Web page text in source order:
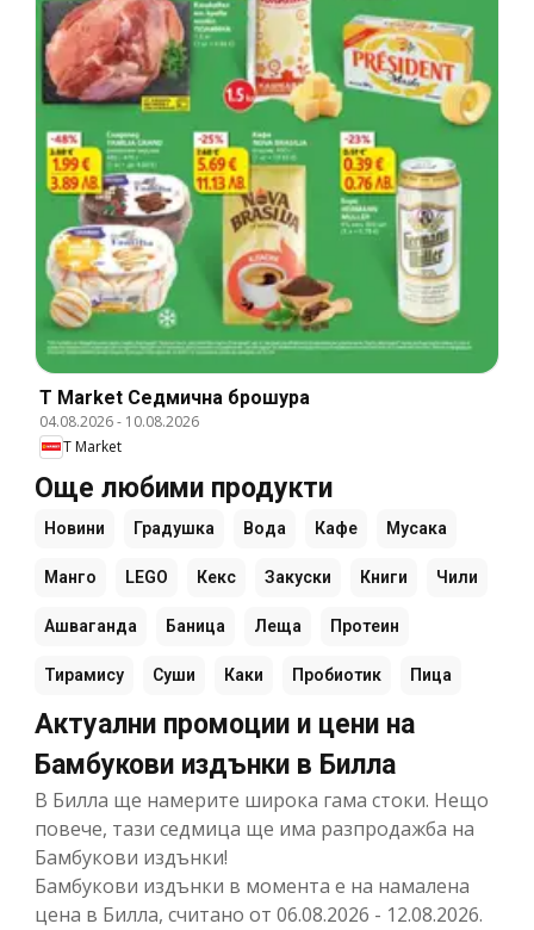
T Market Cедмична брошура
04.08.2026- 10.08.2026
T Market
Още любими продукти
Новини Градушка Вода Кафе Мусака
Манго LEGO Кекс Закуски Книги Чили
Ашваганда Баница Леща Протеин
Тирамису Суши Каки Пробиотик Пица
Актуални промоции и цени на
Бамбукови издънки в Билла
В Билла ще намерите широка гама стоки. Нещо
повече, тази седмица ще има разпродажба на
Бамбукови издънки!
Бамбукови издънки в момента е на намалена
цена в Билла, считано от 06.08.2026 - 12.08.2026.